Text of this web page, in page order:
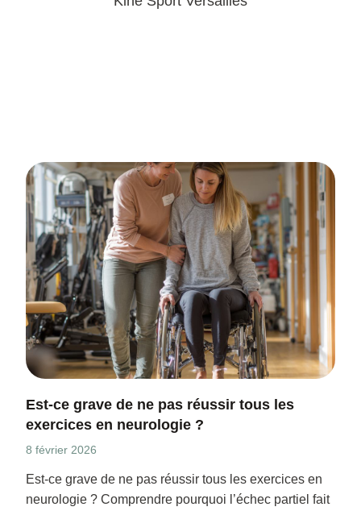
Est-ce grave de ne pas réussir tous les
exercices en neurologie ?
8 février 2026
Est-ce grave de ne pas réussir tous les exercices en
neurologie ? Comprendre pourquoi l’échec partiel fait